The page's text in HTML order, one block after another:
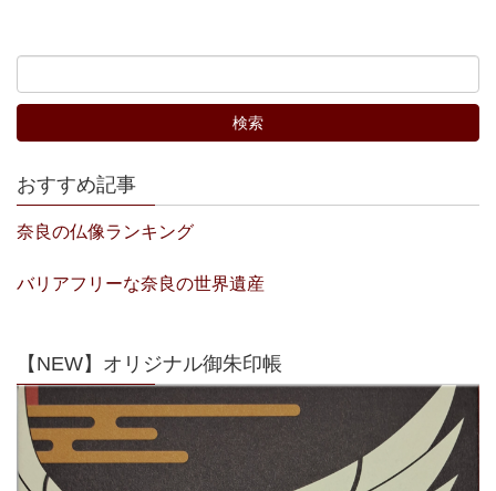
おすすめ記事
奈良の仏像ランキング
バリアフリーな奈良の世界遺産
【NEW】オリジナル御朱印帳